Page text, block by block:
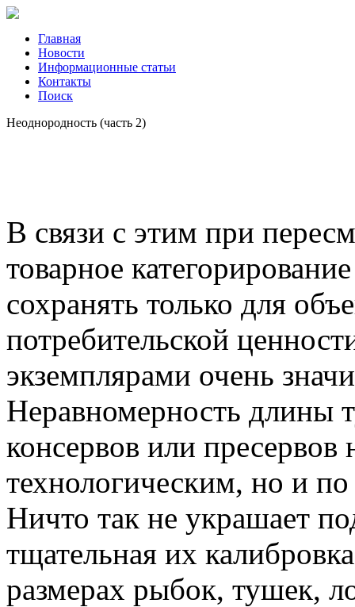
Главная
Новости
Информационные статьи
Контакты
Поиск
Неоднородность (часть 2)
В связи с этим при
товарное
сохранять только для
потребительской
экземплярами очень
Неравномерность длины
консервов или пресервов
технологическим, но и
Ничто так не украшает
тщательная их
размерах рыбок, тушек,